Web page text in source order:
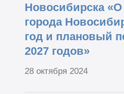
Новосибирска
города
год и плановый
2027 годов»
28 октября 2024